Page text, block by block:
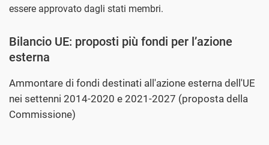
essere approvato dagli stati membri.
Bilancio UE: proposti più fondi per l’azione
esterna
Ammontare di fondi destinati all'azione esterna dell'UE
nei settenni 2014-2020 e 2021-2027 (proposta della
Commissione)